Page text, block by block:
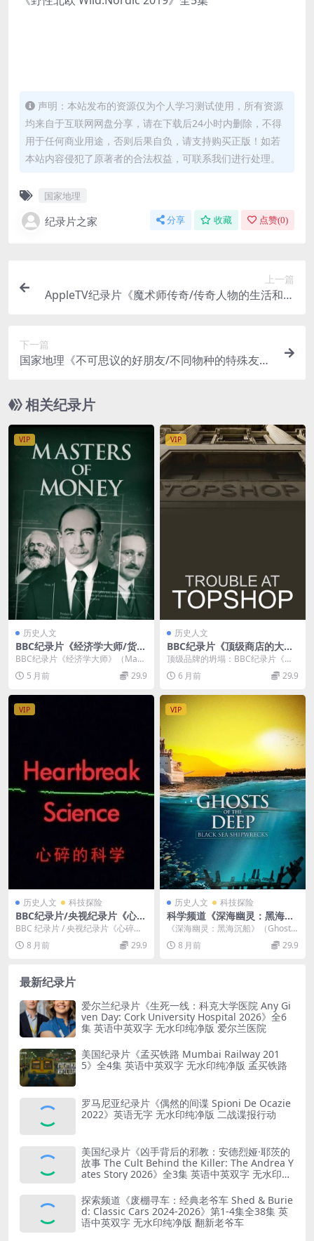
声明：本站发布的资源仅为个人学习测试使用，所有资源
均来自于互联网网盘分享，请在下载后24小时内删除，不得
用于任何商业用途，否则后果自负，请支持购买正版！如若
本站内容侵犯了原著者的合法权益，可联系我们进行处理。
国家地理
纪录片之家 分享 收藏 点赞(0)
上一篇
AppleTV纪录片《魔术师传奇/传奇人物的生活和职
下一篇
国家地理《不可思议的好朋友/不同物种的特殊友谊
官方纯净版 1080P/MKV/45.2G
相关纪录片
VIP
历史人文
BBC纪录片《经济学大师/货币
大师 Masters of Money 》全
3集 英语双字 720P高清 经济
学家纪录片下载
BBC纪录片《经济学大师》（Mast
ers of Money）以2008年全球经...
5 月前 29.9
VIP
历史人文
BBC纪录片《顶级商店的大麻
烦 Trouble at Topshop 202
2》全2集 英语中英双字 官方
纯净版 1080P/MKV/1.53G 顶
顶级品牌的坍塌：BBC纪录片《顶
级商店的大麻烦Trouble at Topsh
o... 6 月前 29.9
VIP
历史人文 科技探险
BBC纪录片/央视纪录片《心碎
的科学 Heartbreak Science
2016》英语中字 1080P高清
人体心脏揭秘纪录片
BBC 纪录片 / 央视纪录片《心碎的
科学 Heartbreak Science...
8 月前 29.9
VIP
历史人文 科技探险
科学频道《深海幽灵：黑海沉
船 Ghosts of the Deep: Blac
k Sea Shipwrecks 2019》英
语中英双字 无水印纯净版 108
《深海幽灵：黑海沉船》（Ghosts
of the Deep: Black Se...
8 月前 29.9
最新纪录片
爱尔兰纪录片《生死一线：科克大学医院 Any Gi
ven Day: Cork University Hospital 2026》全6
集 英语中英双字 无水印纯净版 爱尔兰医院
美国纪录片《孟买铁路 Mumbai Railway 201
5》全4集 英语中英双字 无水印纯净版 孟买铁路
罗马尼亚纪录片《偶然的间谍 Spioni De Ocazie
2022》英语无字 无水印纯净版 二战谍报行动
美国纪录片《凶手背后的邪教：安德烈娅·耶茨的
故事 The Cult Behind the Killer: The Andrea Y
ates Story 2026》全3集 英语中英双字 无水印纯
探索频道《废棚寻车：经典老爷车 Shed & Burie
d: Classic Cars 2024-2026》第1-4集全38集 英
语中英双字 无水印纯净版 翻新老爷车